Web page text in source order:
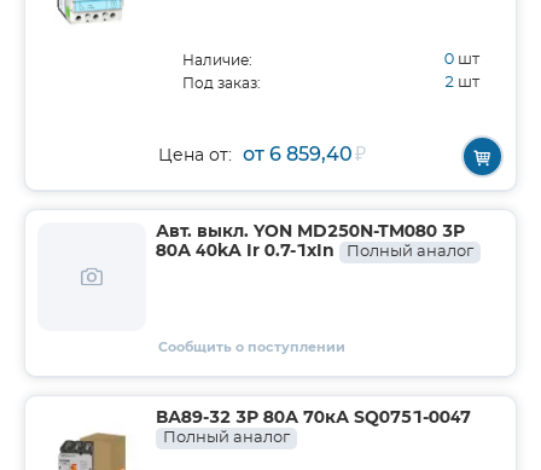
Наличие: 0 шт
Под заказ: 2 шт
Цена от: от 6 859,40₽
Авт. выкл. YON MD250N-TM080 3P
80А 40kA Ir 0.7-1xIn
Полный аналог
Сообщить о поступлении
ВА89-32 3Р 80А 70кА SQ0751-0047
Полный аналог